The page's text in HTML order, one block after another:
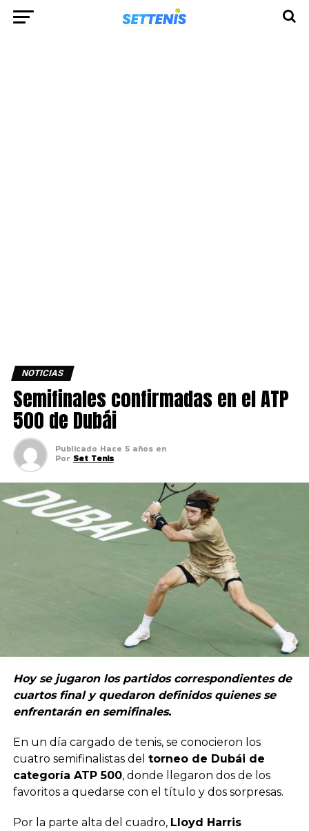
NOTICIAS
Semifinales confirmadas en el ATP
500 de Dubái
Publicado Hace 5 años en
Por Set Tenis
Hoy se jugaron los partidos correspondientes de
cuartos final y quedaron definidos quienes se
enfrentarán en semifinales.
En un día cargado de tenis, se conocieron los
cuatro semifinalistas del torneo de Dubái de
categoría ATP 500, donde llegaron dos de los
favoritos a quedarse con el título y dos sorpresas.
Por la parte alta del cuadro, Lloyd Harris